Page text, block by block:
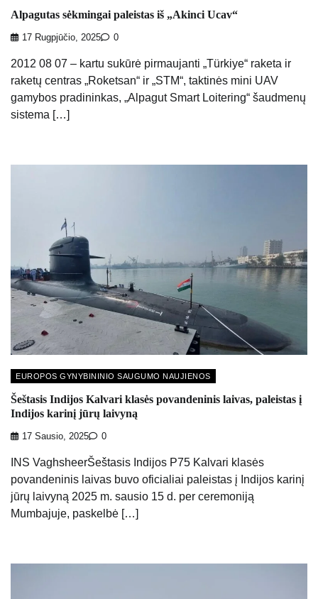
Alpagutas sėkmingai paleistas iš „Akinci Ucav“
17 Rugpjūčio, 2025 0
2012 08 07 – kartu sukūrė pirmaujanti „Türkiye“ raketa ir
raketų centras „Roketsan“ ir „STM“, taktinės mini UAV
gamybos pradininkas, „Alpagut Smart Loitering“ šaudmenų
sistema […]
EUROPOS GYNYBININIO SAUGUMO NAUJIENOS
Šeštasis Indijos Kalvari klasės povandeninis laivas, paleistas į
Indijos karinį jūrų laivyną
17 Sausio, 2025 0
INS VaghsheerŠeštasis Indijos P75 Kalvari klasės
povandeninis laivas buvo oficialiai paleistas į Indijos karinį
jūrų laivyną 2025 m. sausio 15 d. per ceremoniją
Mumbajuje, paskelbė […]